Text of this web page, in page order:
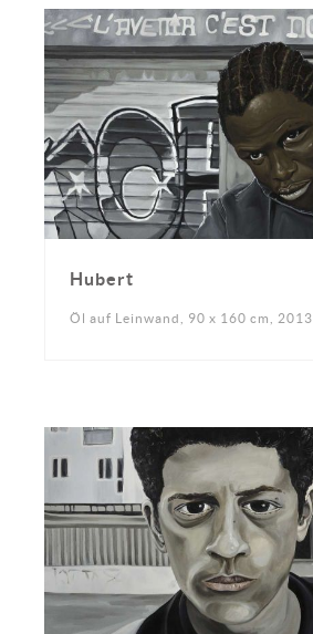
Hubert
Öl auf Leinwand, 90 x 160 cm, 2013